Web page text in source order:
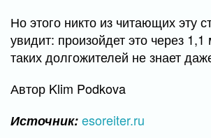
Но этого никто из читающих эту
увидит: произойдет это через
таких долгожителей не знает
Автор Klim Podkova
Источник:esoreiter.ru